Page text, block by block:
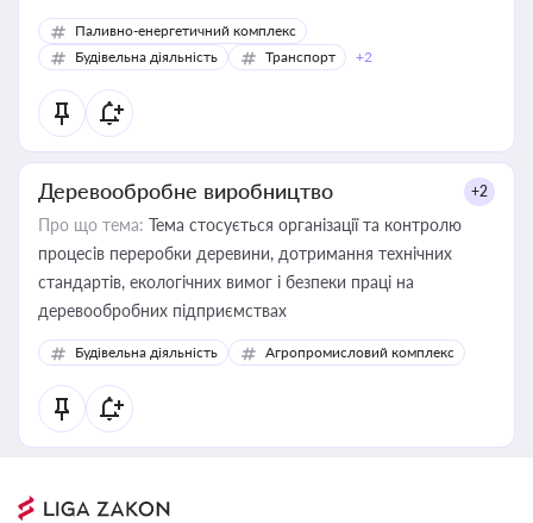
Паливно-енергетичний комплекс
Будівельна діяльність
Транспорт +2
Деревообробне виробництво +2
Про що тема: Тема стосується організації та контролю
процесів переробки деревини, дотримання технічних
стандартів, екологічних вимог і безпеки праці на
деревообробних підприємствах
Будівельна діяльність Агропромисловий комплекс